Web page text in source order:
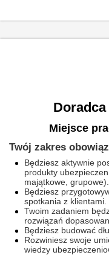
Miejsce
Twój zakres
Będziesz aktywnie
produkty
majątkowe, grupowe).
Będziesz
spotkania z klientami.
Twoim zadaniem
rozwiązań
Będziesz budować
Rozwiniesz swoje
wiedzy